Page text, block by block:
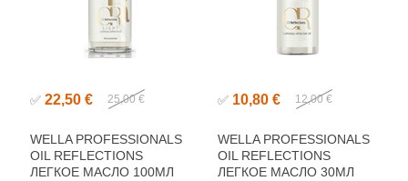
✅ 22,50 € 25,00 €
WELLA PROFESSIONALS
OIL REFLECTIONS
ЛЕГКОЕ МАСЛО 100МЛ
✅ 10,80 € 12,00 €
WELLA PROFESSIONALS
OIL REFLECTIONS
ЛЕГКОЕ МАСЛО 30МЛ